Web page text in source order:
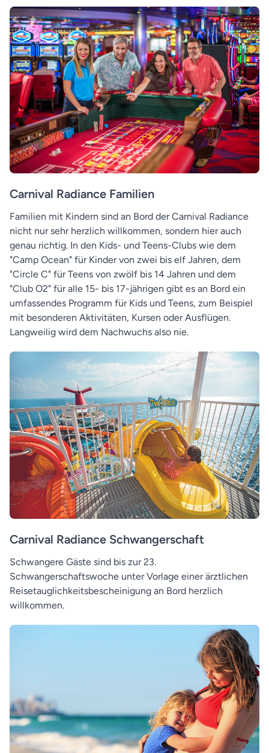
Carnival Radiance Familien
Familien mit Kindern sind an Bord der Carnival Radiance
nicht nur sehr herzlich willkommen, sondern hier auch
genau richtig. In den Kids- und Teens-Clubs wie dem
"Camp Ocean" für Kinder von zwei bis elf Jahren, dem
"Circle C" für Teens von zwölf bis 14 Jahren und dem
"Club O2" für alle 15- bis 17-jährigen gibt es an Bord ein
umfassendes Programm für Kids und Teens, zum Beispiel
mit besonderen Aktivitäten, Kursen oder Ausflügen.
Langweilig wird dem Nachwuchs also nie.
Carnival Radiance Schwangerschaft
Schwangere Gäste sind bis zur 23.
Schwangerschaftswoche unter Vorlage einer ärztlichen
Reisetauglichkeitsbescheinigung an Bord herzlich
willkommen.